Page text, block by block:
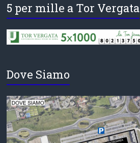
5 per mille a Tor Vergata
Dove Siamo